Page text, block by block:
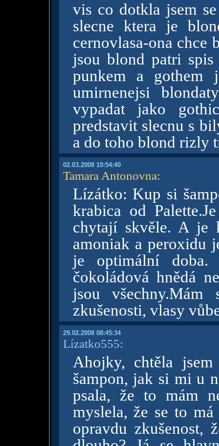
vis co dotkla jsem
slecne ktera je
cernovlasa-ona
jsou blond patri
punkem a gothem
umirnenejsi
vypadat jako
predstavit slecnu s
a do toho blond rizly
02.03.2008 10:54:40
Tamara Antonovna:
Lízátko: Kup si
krabica od
chytají skvěle. A je
amoniak a peroxidu
je optimální
čokoládová hnědá
jsou všechny.Mám
zkušenosti, vlasy
29.02.2008 08:45:34
Lízatko555:
Ahojky, chtěla
šampon, jak si mi u
psala, že to mám
myslela, že se to
opravdu zkušenost,